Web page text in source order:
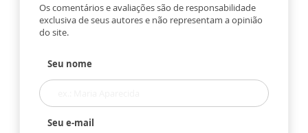
Os comentários e avaliações são de responsabilidade
exclusiva de seus autores e não representam a opinião
do site.
Seu nome
Seu e-mail